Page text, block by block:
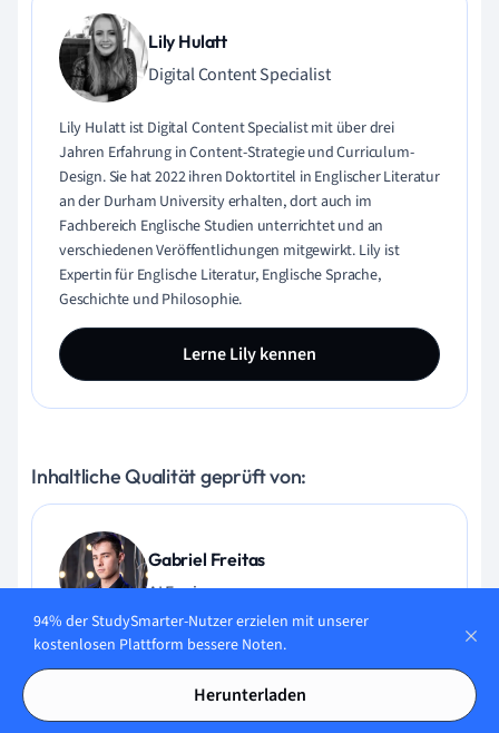
Lily Hulatt
Digital Content Specialist
Lily Hulatt ist Digital Content Specialist mit über drei
Jahren Erfahrung in Content-Strategie und Curriculum-
Design. Sie hat 2022 ihren Doktortitel in Englischer Literatur
an der Durham University erhalten, dort auch im
Fachbereich Englische Studien unterrichtet und an
verschiedenen Veröffentlichungen mitgewirkt. Lily ist
Expertin für Englische Literatur, Englische Sprache,
Geschichte und Philosophie.
Lerne Lily kennen
Inhaltliche Qualität geprüft von:
Gabriel Freitas
AI Engineer
Gabriel Freitas ist AI Engineer mit solider Erfahrung in
Softwareentwicklung, maschinellen Lernalgorithmen und
generativer KI, einschließlich Anwendungen großer
Sprachmodelle (LLMs). Er hat Elektrotechnik an der
94% der StudySmarter-Nutzer erzielen mit unserer
kostenlosen Plattform bessere Noten.
Herunterladen